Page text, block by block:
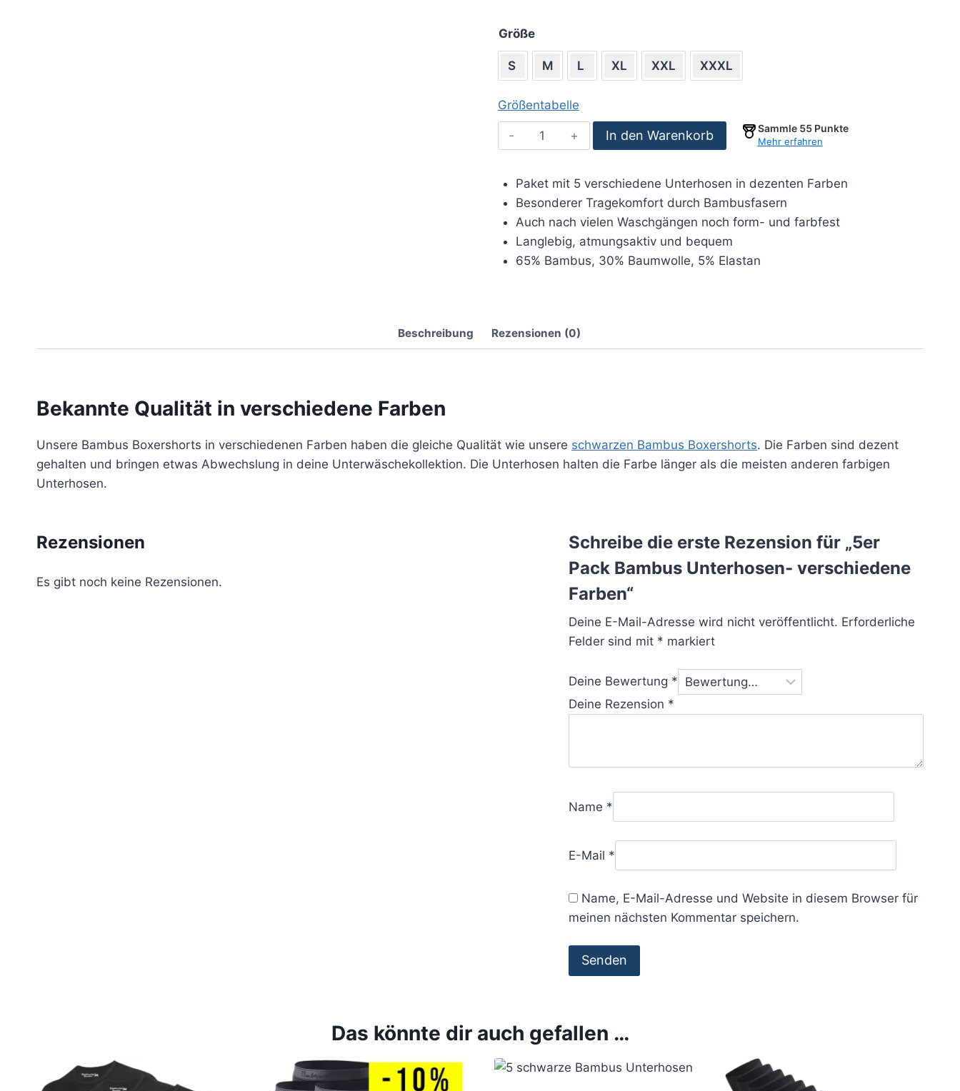
Größe
S M L XL XXL XXXL
Größentabelle
5er
Pack
Unterhosen-
verschiedene
Farben
Menge
In den Warenkorb Sammle 55Punkte
Mehr erfahren
Paket mit 5 verschiedene Unterhosen in dezenten Farben
Besonderer Tragekomfort durch Bambusfasern
Auch nach vielen Waschgängen noch form- und farbfest
Langlebig, atmungsaktiv und bequem
65% Bambus, 30% Baumwolle, 5% Elastan
Beschreibung Rezensionen (0)
Bekannte Qualität in verschiedene Farben
Unsere Bambus Boxershorts in verschiedenen Farben haben die gleiche Qualität wie unsere schwarzen Bambus Boxershorts. Die Farben sind dezent
gehalten und bringen etwas Abwechslung in deine Unterwäschekollektion. Die Unterhosen halten die Farbe länger als die meisten anderen farbigen
Unterhosen.
Rezensionen
Es gibt noch keine Rezensionen.
Schreibe die erste Rezension für „5er
Pack Bambus Unterhosen- verschiedene
Farben“
Deine E-Mail-Adresse wird nicht veröffentlicht. Erforderliche
Felder sind mit * markiert
Deine Bewertung *
Deine Rezension *
Name *
E-Mail *
Name, E-Mail-Adresse und Website in diesem Browser für
meinen nächsten Kommentar speichern.
Das könnte dir auch gefallen …